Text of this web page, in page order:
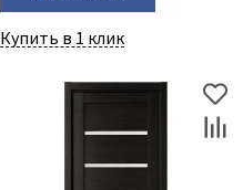
Купить в 1 клик